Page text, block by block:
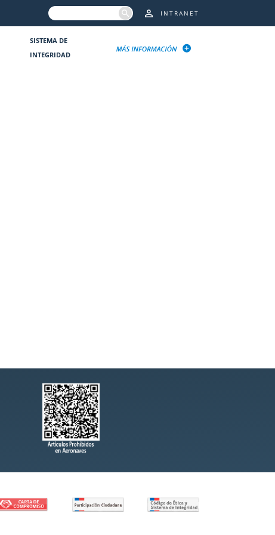
INTRANET
SISTEMA DE
INTEGRIDAD